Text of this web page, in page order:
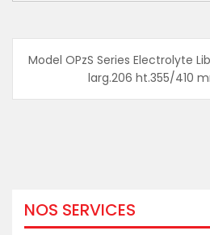
Model OPzS Series Electrolyte
larg.206 ht.355/410
NOS SERVICES